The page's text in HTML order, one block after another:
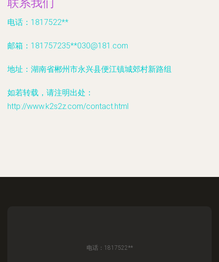
联系我们
电话：1817522**
邮箱：181757235**030@181.com
地址：湖南省郴州市永兴县便江镇城郊村新路组
如若转载，请注明出处：
http://www.k2s2z.com/contact.html
电话：1817522**